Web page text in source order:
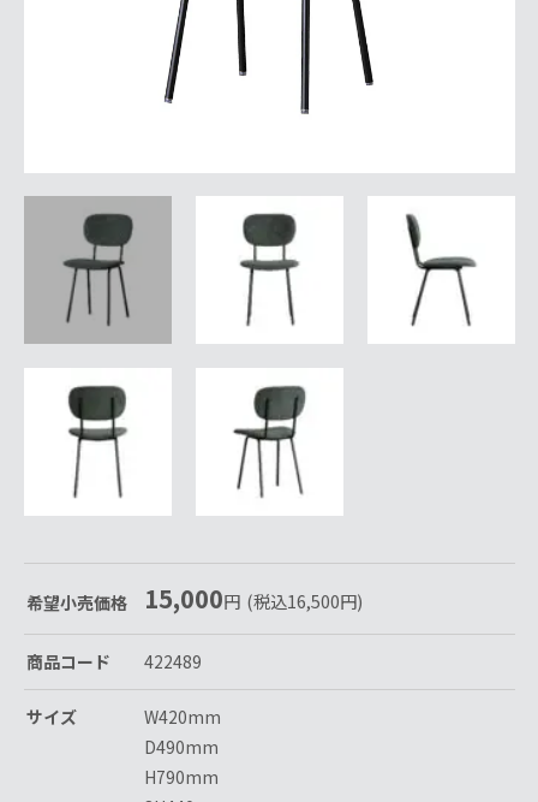
希望小売価格 15,000円 (税込16,500円)
商品コード 422489
サイズ
W420mm
D490mm
H790mm